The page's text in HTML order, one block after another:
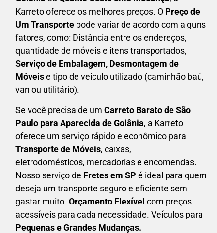
Karreto oferece os melhores preços. O Preço de
Um Transporte pode variar de acordo com alguns
fatores, como: Distância entre os endereços,
quantidade de móveis e itens transportados,
Serviço de Embalagem, Desmontagem de
Móveise tipo de veículo utilizado (caminhão baú,
van ou utilitário).
Se você precisa de um Carreto Baratode São
Paulo para Aparecida de Goiânia, a Karreto
oferece um serviço rápido e econômico para
Transporte de Móveis, caixas,
eletrodomésticos, mercadorias e encomendas.
Nosso serviço de Fretes em SP é ideal para quem
deseja um transporte seguro e eficiente sem
gastar muito. Orçamento Flexível com preços
acessíveis para cada necessidade. Veículos para
Pequenas e Grandes Mudanças.